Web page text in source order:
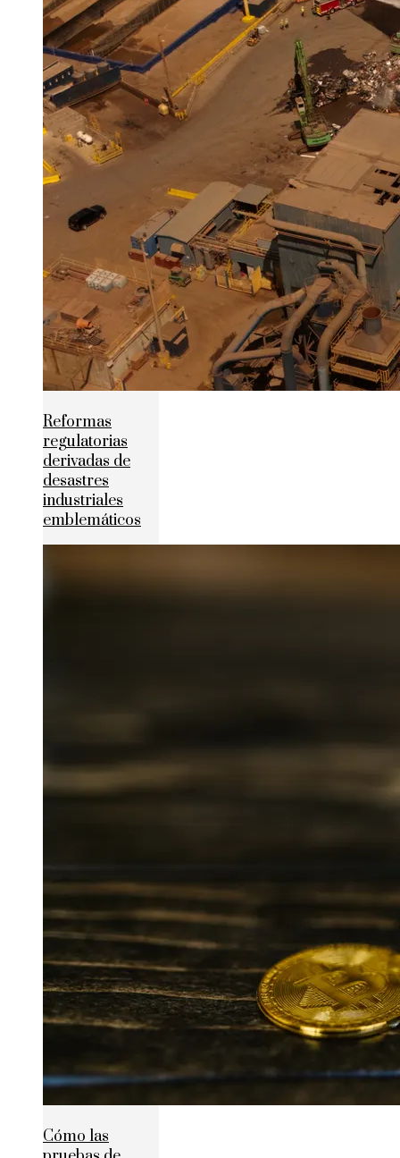
Reformas
regulatorias
derivadas de
desastres
industriales
emblemáticos
Cómo las